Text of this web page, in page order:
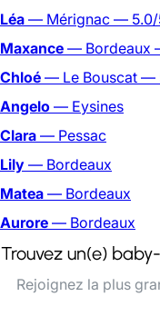
Léa — Mérignac — 5.0/
Maxance — Bordeaux
Chloé — Le Bouscat —
Angelo — Eysines
Clara — Pessac
Lily — Bordeaux
Matea — Bordeaux
Aurore — Bordeaux
Trouvez un(e)
Rejoignez la plus